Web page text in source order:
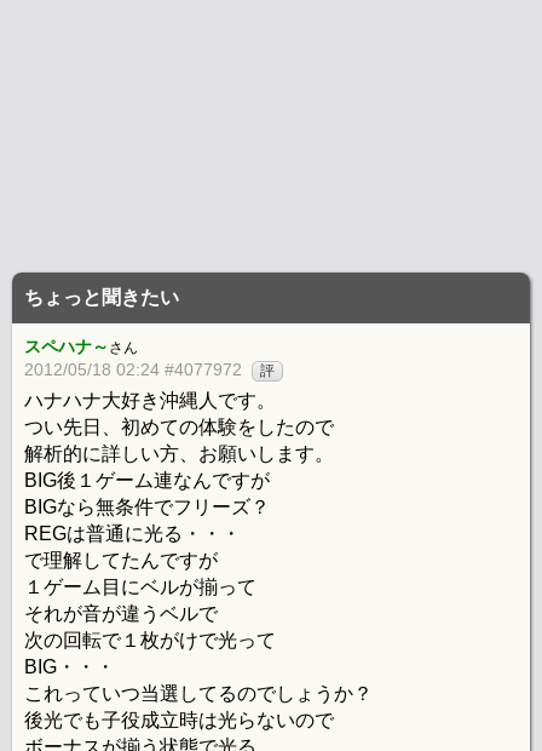
ちょっと聞きたい
スペハナ～ さん
2012/05/18 02:24 #4077972 評
ハナハナ大好き沖縄人です。
つい先日、初めての体験をしたので
解析的に詳しい方、お願いします。
BIG後１ゲーム連なんですが
BIGなら無条件でフリーズ？
REGは普通に光る・・・
で理解してたんですが
１ゲーム目にベルが揃って
それが音が違うベルで
次の回転で１枚がけで光って
BIG・・・
これっていつ当選してるのでしょうか？
後光でも子役成立時は光らないので